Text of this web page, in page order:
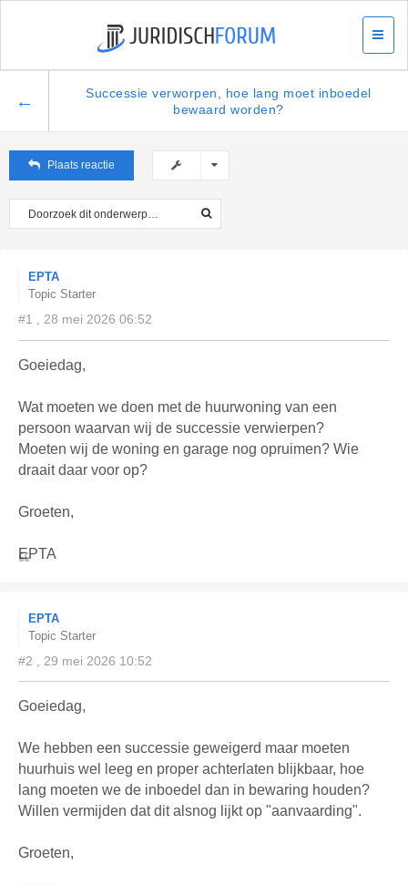
←
Successie verworpen, hoe lang moet inboedel
bewaard worden?
Plaats reactie
EPTA
Topic Starter
#1 , 28 mei 2026 06:52
Goeiedag,
Wat moeten we doen met de huurwoning van een
persoon waarvan wij de successie verwierpen?
Moeten wij de woning en garage nog opruimen? Wie
draait daar voor op?
Groeten,
EPTA
EPTA
Topic Starter
#2 , 29 mei 2026 10:52
Goeiedag,
We hebben een successie geweigerd maar moeten
huurhuis wel leeg en proper achterlaten blijkbaar, hoe
lang moeten we de inboedel dan in bewaring houden?
Willen vermijden dat dit alsnog lijkt op "aanvaarding".
Groeten,